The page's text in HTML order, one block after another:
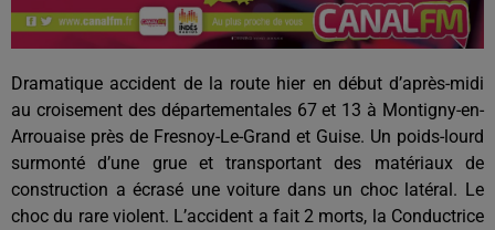
Dramatique accident de la route hier en début d’après-midi
au croisement des départementales 67 et 13 à Montigny-en-
Arrouaise près de Fresnoy-Le-Grand et Guise. Un poids-lourd
surmonté d’une grue et transportant des matériaux de
construction a écrasé une voiture dans un choc latéral. Le
choc du rare violent. L’accident a fait 2 morts, la Conductrice